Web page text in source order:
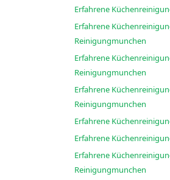
Erfahrene
Reinigungmunchen
Erfahrene
Reinigungmunchen
Erfahrene
Reinigungmunchen
Erfahrene
Reinigungmunchen